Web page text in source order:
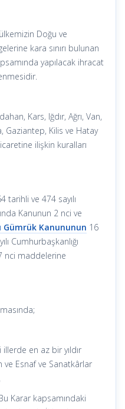
Doğu ve
kara sınırı bulunan
yapılacak ihracat
Kars, Iğdır, Ağrı, Van,
Gaziantep, Kilis ve Hatay
ilişkin kuralları
tarihli ve 474 sayılı
Kanunun 2 nci ve
Gümrük Kanununun 16
Cumhurbaşkanlığı
nci maddelerine
en az bir yıldır
Esnaf ve Sanatkârlar
Karar kapsamındaki